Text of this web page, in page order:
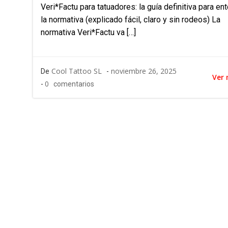
Veri*Factu para tatuadores: la guía definitiva para
la normativa (explicado fácil, claro y sin rodeos) La
normativa Veri*Factu va […]
De Cool Tattoo SL - noviembre 26, 2025
- 0 comentarios
Ver